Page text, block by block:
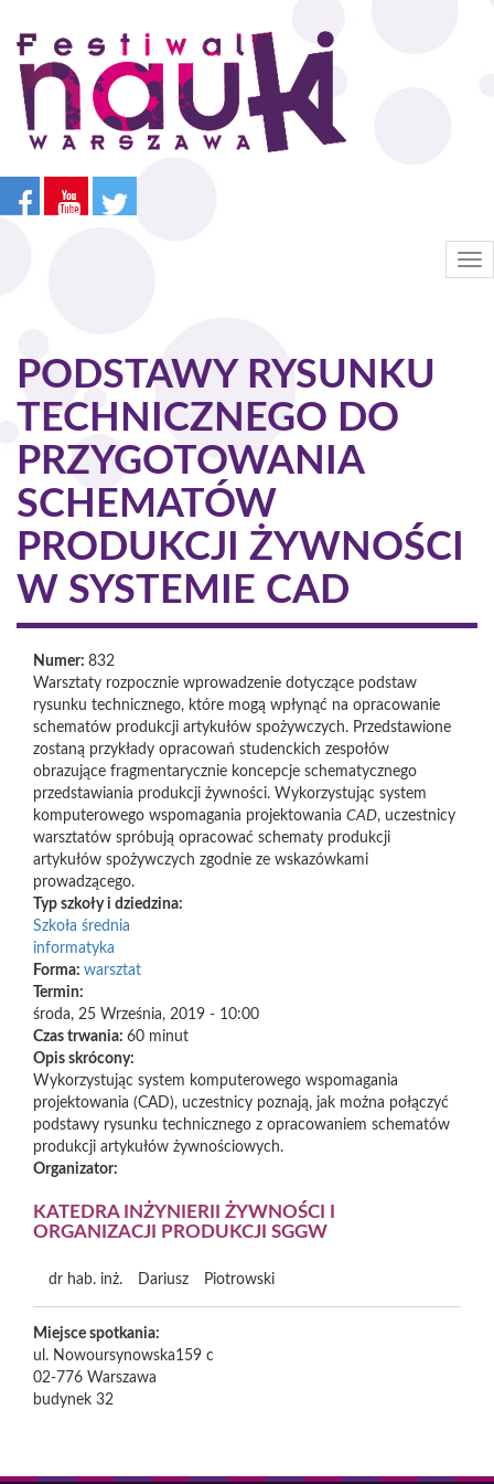
Przejdź
treści
PODSTAWY RYSUNKU
TECHNICZNEGO DO
PRZYGOTOWANIA
SCHEMATÓW
PRODUKCJI ŻYWNOŚCI
W SYSTEMIE CAD
Numer: 832
Warsztaty rozpocznie wprowadzenie dotyczące podstaw
rysunku technicznego, które mogą wpłynąć na opracowanie
schematów produkcji artykułów spożywczych. Przedstawione
zostaną przykłady opracowań studenckich zespołów
obrazujące fragmentarycznie koncepcje schematycznego
przedstawiania produkcji żywności. Wykorzystując system
komputerowego wspomagania projektowania CAD, uczestnicy
warsztatów spróbują opracować schematy produkcji
artykułów spożywczych zgodnie ze wskazówkami
prowadzącego.
Typ szkoły i dziedzina:
Szkoła średnia
informatyka
Forma: warsztat
Termin:
środa, 25 Września, 2019 - 10:00
Czas trwania: 60 minut
Opis skrócony:
Wykorzystując system komputerowego wspomagania
projektowania (CAD), uczestnicy poznają, jak można połączyć
podstawy rysunku technicznego z opracowaniem schematów
produkcji artykułów żywnościowych.
Organizator:
KATEDRA INŻYNIERII ŻYWNOŚCI I
ORGANIZACJI PRODUKCJI SGGW
dr hab. inż. Dariusz Piotrowski
Miejsce spotkania:
ul. Nowoursynowska159 c
02-776 Warszawa
budynek 32